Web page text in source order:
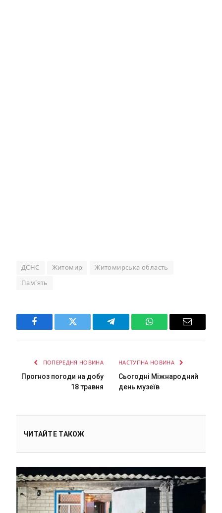
ДСНС Житомир Житомирська область
Пам'ять
Facebook Twitter Telegram WhatsAppEmail
ПОПЕРЕДНЯ НОВИНА
Прогноз погоди на добу
18 травня
НАСТУПНА НОВИНА
Сьогодні Міжнародний
день музеїв
ЧИТАЙТЕ ТАКОЖ